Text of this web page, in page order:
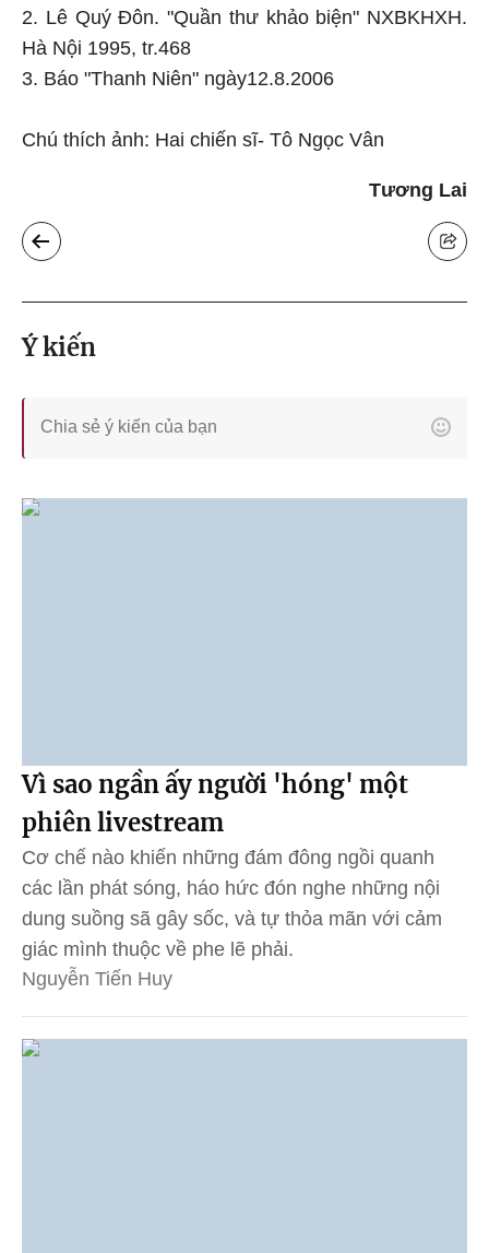
2. Lê Quý Đôn. "Quần thư khảo biện" NXBKHXH.
Hà Nội 1995, tr.468
3. Báo "Thanh Niên" ngày12.8.2006
Chú thích ảnh: Hai chiến sĩ- Tô Ngọc Vân
Tương Lai
Ý kiến
Vì sao ngần ấy người 'hóng' một
phiên livestream
Cơ chế nào khiến những đám đông ngồi quanh
các lần phát sóng, háo hức đón nghe những nội
dung suồng sã gây sốc, và tự thỏa mãn với cảm
giác mình thuộc về phe lẽ phải.
Nguyễn Tiến Huy